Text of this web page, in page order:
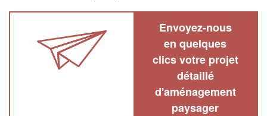
Envoyez-nous
en quelques
clics votre projet
détaillé
d'aménagement
paysager